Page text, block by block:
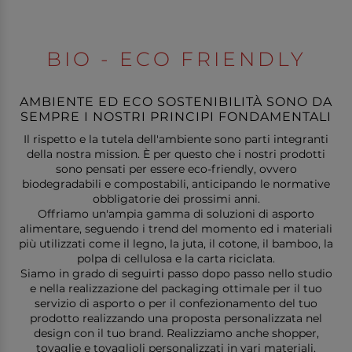
B IO - E CO FRIENDLY
AMBIENTE ED ECO SOSTENIBILITÀ SONO DA
SEMPRE I NOSTRI PRINCIPI FONDAMENTALI
Il rispetto e la tutela dell'ambiente sono parti integranti
della nostra mission. È per questo che i nostri prodotti
sono pensati per essere eco-friendly, ovvero
biodegradabili e compostabili, anticipando le normative
obbligatorie dei prossimi anni.
Offriamo un'ampia gamma di soluzioni di asporto
alimentare, seguendo i trend del momento ed i materiali
più utilizzati come il legno, la juta, il cotone, il bamboo, la
polpa di cellulosa e la carta riciclata.
Siamo in grado di seguirti passo dopo passo nello studio
e nella realizzazione del packaging ottimale per il tuo
servizio di asporto o per il confezionamento del tuo
prodotto realizzando una proposta personalizzata nel
design con il tuo brand. Realizziamo anche shopper,
tovaglie e tovaglioli personalizzati in vari materiali.